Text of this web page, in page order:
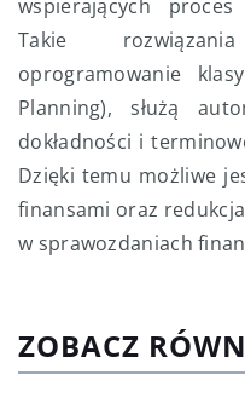
wspierających
Takie
oprogramowanie
Planning), służą
dokładności i
Dzięki temu możliwe
finansami oraz
w sprawozdaniach
ZOBACZ